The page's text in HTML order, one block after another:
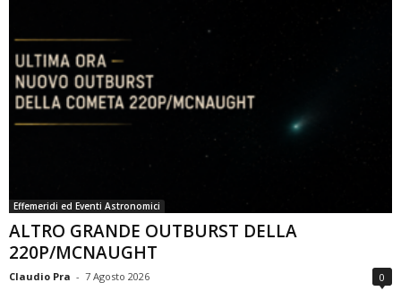
Effemeridi ed Eventi Astronomici
ALTRO GRANDE OUTBURST DELLA
220P/MCNAUGHT
Claudio Pra - 7 Agosto 2026 0